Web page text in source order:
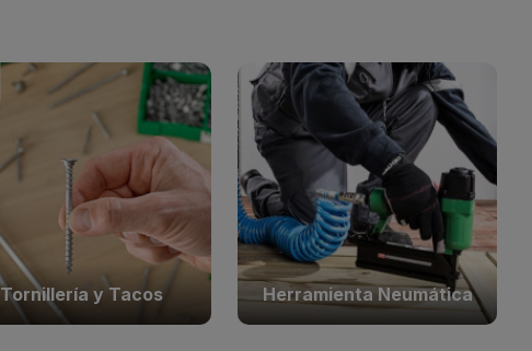
Tornillería y Tacos Herramienta Neumática